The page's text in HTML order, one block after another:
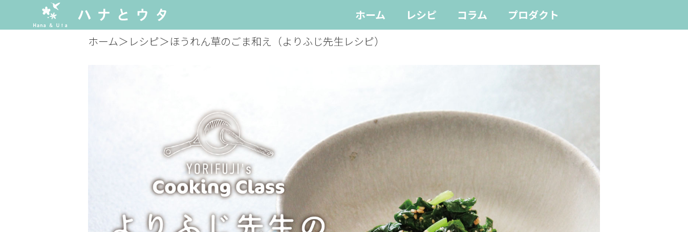
ホーム レシピ コラム
プロダクト
ホーム＞ レシピ＞ほうれん草のごま和え（よりふじ先生レシピ）